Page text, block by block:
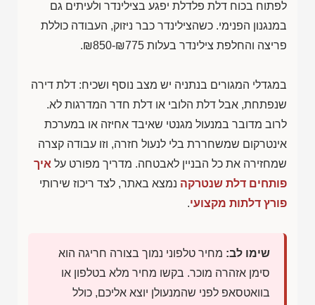
לפתוח בכוח דלת פלדלת יפגע בצילינדר ולעיתים גם
במנגנון הפנימי. כשהצילינדר כבר ניזוק, העבודה כוללת
פריצה והחלפת צילינדר בעלות ₪850-₪775
.
במגדלי המגורים בנתניה יש מצב נוסף ושכיח: דלת דירה
שנפתחת, אבל דלת הלובי או דלת חדר המדרגות לא.
לרוב מדובר במנעול מגנטי שאיבד אחיזה או במערכת
אינטרקום שמשחררת בלי לנעול חזרה, וזו עבודה קצרה
שמחזירה את כל הבניין לאבטחה. מדריך מפורט על איך
פותחים דלת שנטרקה נמצא באתר, לצד ריכוז שירותי
פורץ דלתות מקצועי.
שימו לב: מחיר טלפוני נמוך בצורה חריגה הוא
סימן אזהרה מוכר. בקשו מחיר מלא בטלפון או
בוואטסאפ לפני שהמנעולן יוצא אליכם, כולל